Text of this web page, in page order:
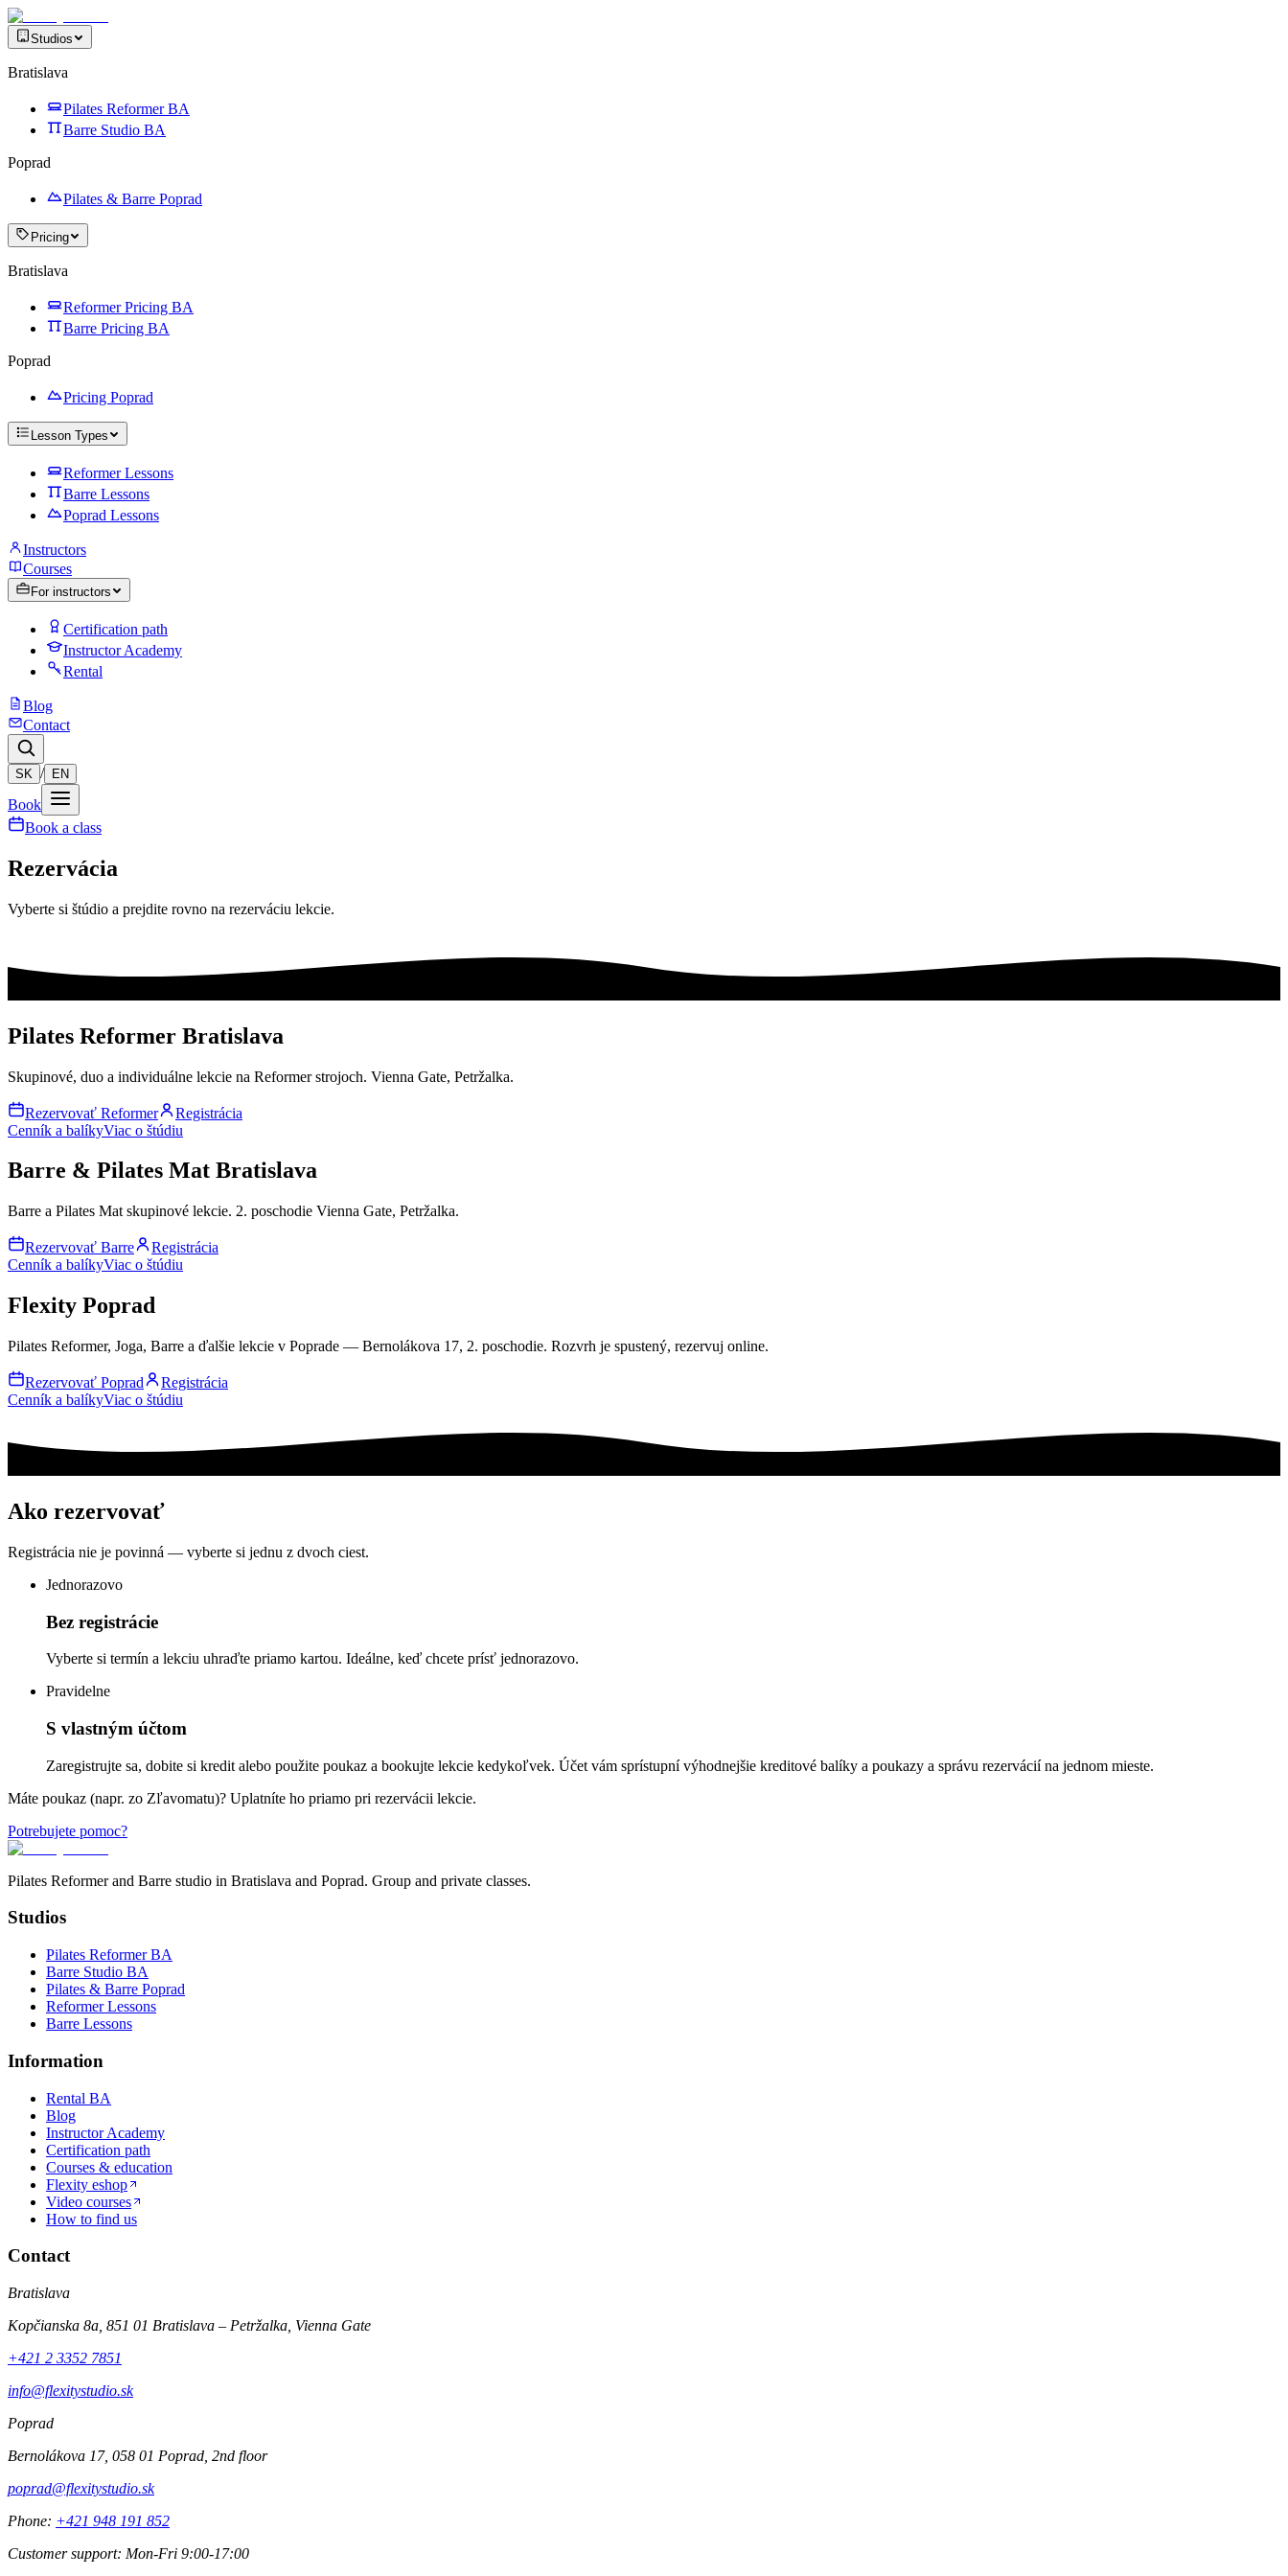
Studios
Bratislava
Pilates Reformer BA
Barre Studio BA
Poprad
Pilates & Barre Poprad
Pricing
Bratislava
Reformer Pricing BA
Barre Pricing BA
Poprad
Pricing Poprad
Lesson Types
Reformer Lessons
Barre Lessons
Poprad Lessons
Instructors
Courses
For instructors
Certification path
Instructor Academy
Rental
Blog
Contact
SK / EN
Book
Book a class
Rezervácia
Vyberte si štúdio a prejdite rovno na rezerváciu lekcie.
Pilates Reformer Bratislava
Skupinové, duo a individuálne lekcie na Reformer strojoch. Vienna Gate, Petržalka.
Rezervovať Reformer
Registrácia
Cenník a balíkyViac o štúdiu
Barre & Pilates Mat Bratislava
Barre a Pilates Mat skupinové lekcie. 2. poschodie Vienna Gate, Petržalka.
Rezervovať Barre
Registrácia
Cenník a balíkyViac o štúdiu
Flexity Poprad
Pilates Reformer, Joga, Barre a ďalšie lekcie v Poprade — Bernolákova 17, 2. poschodie. Rozvrh je spustený, rezervuj online.
Rezervovať Poprad
Registrácia
Cenník a balíkyViac o štúdiu
Ako rezervovať
Registrácia nie je povinná — vyberte si jednu z dvoch ciest.
Jednorazovo
Bez registrácie
Vyberte si termín a lekciu uhraďte priamo kartou. Ideálne, keď chcete prísť jednorazovo.
Pravidelne
S vlastným účtom
Zaregistrujte sa, dobite si kredit alebo použite poukaz a bookujte lekcie kedykoľvek. Účet vám sprístupní výhodnejšie kreditové balíky a poukazy a správu rezervácií na jednom mieste.
Máte poukaz (napr. zo Zľavomatu)? Uplatníte ho priamo pri rezervácii lekcie.
Potrebujete pomoc?
Pilates Reformer and Barre studio in Bratislava and Poprad. Group and private classes.
Studios
Pilates Reformer BA
Barre Studio BA
Pilates & Barre Poprad
Reformer Lessons
Barre Lessons
Information
Rental BA
Blog
Instructor Academy
Certification path
Courses & education
Flexity eshop
Video courses
How to find us
Contact
Bratislava
Kopčianska 8a, 851 01 Bratislava – Petržalka, Vienna Gate
+421 2 3352 7851
info@flexitystudio.sk
Poprad
Bernolákova 17, 058 01 Poprad, 2nd floor
poprad@flexitystudio.sk
Phone: +421 948 191 852
Customer support: Mon-Fri 9:00-17:00